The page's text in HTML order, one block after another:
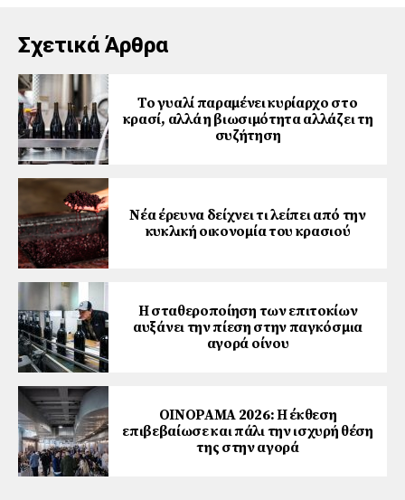
Σχετικά Άρθρα
Το γυαλί παραμένει κυρίαρχο στο
κρασί, αλλά η βιωσιμότητα αλλάζει τη
συζήτηση
Νέα έρευνα δείχνει τι λείπει από την
κυκλική οικονομία του κρασιού
Η σταθεροποίηση των επιτοκίων
αυξάνει την πίεση στην παγκόσμια
αγορά οίνου
ΟΙΝΟΡΑΜΑ 2026: Η έκθεση
επιβεβαίωσε και πάλι την ισχυρή θέση
της στην αγορά